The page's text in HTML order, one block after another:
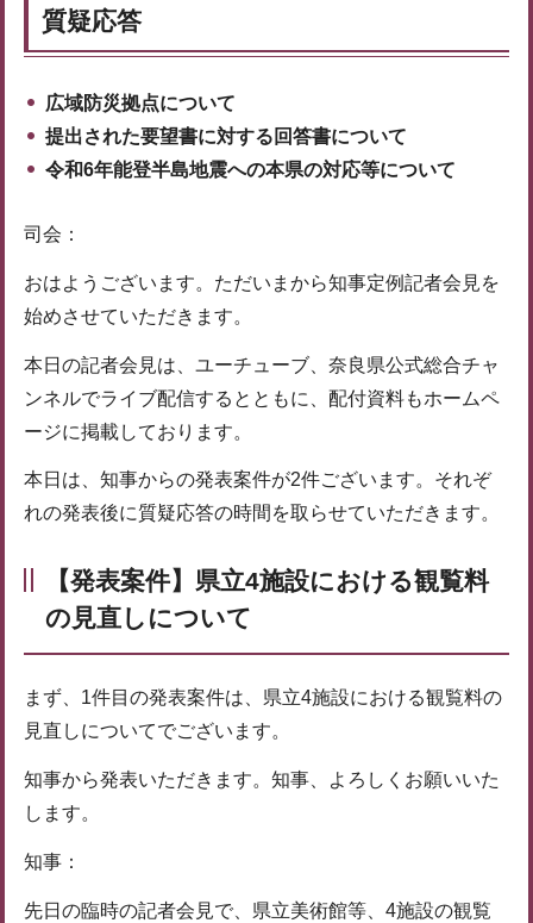
質疑応答
広域防災拠点について
提出された要望書に対する回答書について
令和6年能登半島地震への本県の対応等について
司会：
おはようございます。ただいまから知事定例記者会見を
始めさせていただきます。
本日の記者会見は、ユーチューブ、奈良県公式総合チャ
ンネルでライブ配信するとともに、配付資料もホームペ
ージに掲載しております。
本日は、知事からの発表案件が2件ございます。それぞ
れの発表後に質疑応答の時間を取らせていただきます。
【発表案件】県立4施設における観覧料
の見直しについて
まず、1件目の発表案件は、県立4施設における観覧料の
見直しについてでございます。
知事から発表いただきます。知事、よろしくお願いいた
します。
知事：
先日の臨時の記者会見で、県立美術館等、4施設の観覧